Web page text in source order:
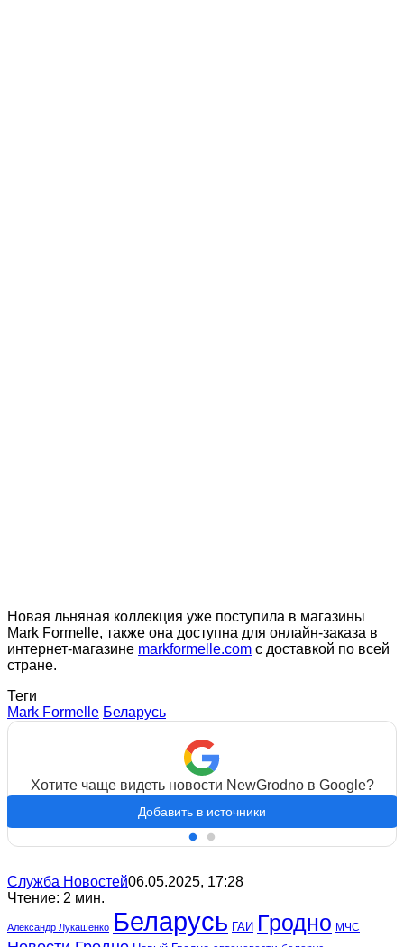
Новая льняная коллекция уже поступила в магазины
Mark Formelle, также она доступна для онлайн-заказа в
интернет-магазине markformelle.com с доставкой по всей
стране.
Теги
Mark Formelle Беларусь
Хотите чаще видеть новости NewGrodno в Google?
Добавить в источники
Служба Новостей06.05.2025, 17:28
Чтение: 2 мин.
Александр Лукашенко Беларусь ГАИ Гродно МЧС